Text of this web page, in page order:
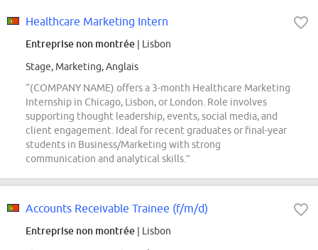
Healthcare Marketing Intern
Entreprise non montrée | Lisbon
Stage, Marketing, Anglais
“(COMPANY NAME) offers a 3-month Healthcare Marketing
Internship in Chicago, Lisbon, or London. Role involves
supporting thought leadership, events, social media, and
client engagement. Ideal for recent graduates or final-year
students in Business/Marketing with strong
communication and analytical skills.”
Accounts Receivable Trainee (f/m/d)
Entreprise non montrée | Lisbon